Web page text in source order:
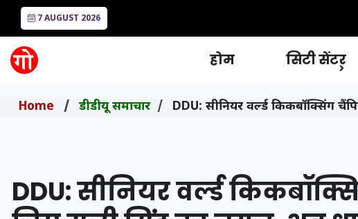
7 AUGUST 2026
होम सिटी सेंटर
Home डीडीयू समाचार DDU: सीनियर वर्ल्ड किकबॉक्सिंग
DDU: सीनियर वर्ल्ड